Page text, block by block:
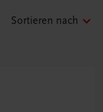
Sortieren nach